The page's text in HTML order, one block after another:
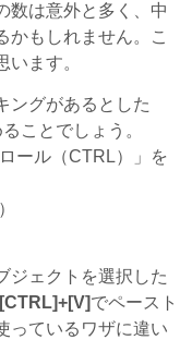
数は意外と多く、中
かもしれません。こ
ます。
ングがあるとした
ことでしょう。
ル（CTRL）」を
ェクトを選択した
[CTRL]+[V]でペースト
っているワザに違い